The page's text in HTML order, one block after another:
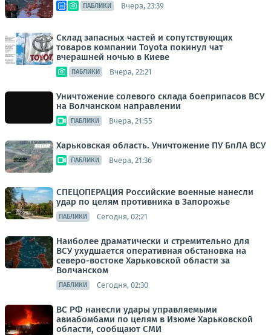
ПАБЛИКИ Вчера, 23:39
Склад запасных частей и сопутствующих
товаров компании Toyota покинул чат
вчерашней ночью в Киеве
ПАБЛИКИ Вчера, 22:21
Уничтожение солевого склада боеприпасов ВСУ
на Волчанском направлении
ПАБЛИКИ Вчера, 21:55
Харьковская область. Уничтожение ПУ БпЛА ВСУ
ПАБЛИКИ Вчера, 21:36
СПЕЦОПЕРАЦИЯ Российские военные нанесли
удар по целям противника в Запорожье
ПАБЛИКИ Сегодня, 02:21
Наиболее драматически и стремительно для
ВСУ ухудшается оперативная обстановка на
северо-востоке Харьковской области за
Волчанском
ПАБЛИКИ Сегодня, 02:30
ВС РФ нанесли удары управляемыми
авиабомбами по целям в Изюме Харьковской
области, сообщают СМИ